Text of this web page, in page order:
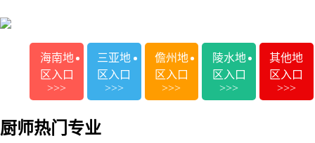
海南地
区入口
>>>
三亚地
区入口
>>>
儋州地
区入口
>>>
陵水地
区入口
>>>
其他地
区入口
>>>
厨师热门专业